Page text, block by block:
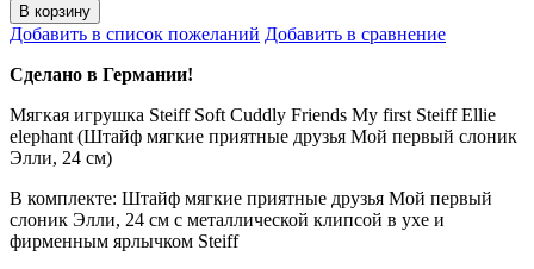
В корзину
Добавить в список пожеланий Добавить в сравнение
Сделано в Германии!
Мягкая игрушка Steiff Soft Cuddly Friends My first Steiff Ellie
elephant (Штайф мягкие приятные друзья Мой первый слоник
Элли, 24 см)
В комплекте: Штайф мягкие приятные друзья Мой первый
слоник Элли, 24 см с металлической клипсой в ухе и
фирменным ярлычком Steiff